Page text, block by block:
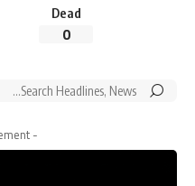
Dead
0
Search
- Advertisement -